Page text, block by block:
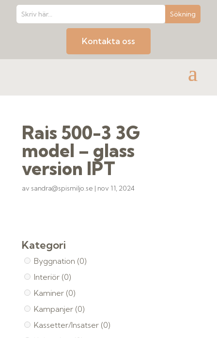
Kontakta oss
Rais 500-3 3G
model – glass
version IPT
av sandra@spismiljo.se | nov 11, 2024
Kategori
Byggnation (0)
Interiör (0)
Kaminer (0)
Kampanjer (0)
Kassetter/Insatser (0)